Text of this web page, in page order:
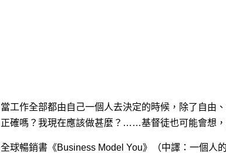
當工作全部都由自己一個人去決定的時候，除了自由
正確嗎？我現在應該做甚麼？……基督徒也可能會想
全球暢銷書《Business Model You》（中譯：一個人